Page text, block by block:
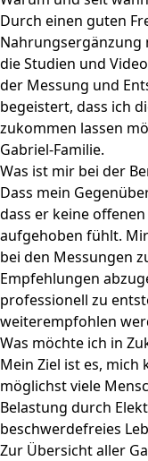
Durch einen guten
Nahrungsergänzung
die Studien und
der Messung und
begeistert, dass ich
zukommen lassen
Gabriel-Familie.
Was ist mir bei der
Dass mein
dass er keine
aufgehoben fühlt.
bei den Messungen
Empfehlungen
professionell zu
weiterempfohlen
Was möchte ich in
Mein Ziel ist es,
möglichst viele
Belastung durch
beschwerdefreies
Zur Übersicht aller